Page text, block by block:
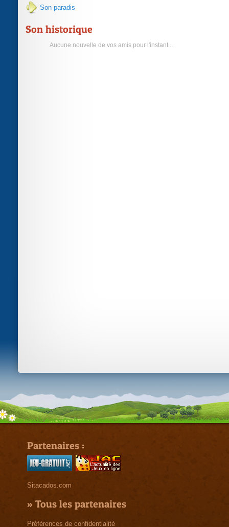
Son paradis
Son historique
Aucune nouvelle de vos amis pour l'instant...
Partenaires :
Sitacados.com
» Tous les partenaires
Préférences de confidentialité